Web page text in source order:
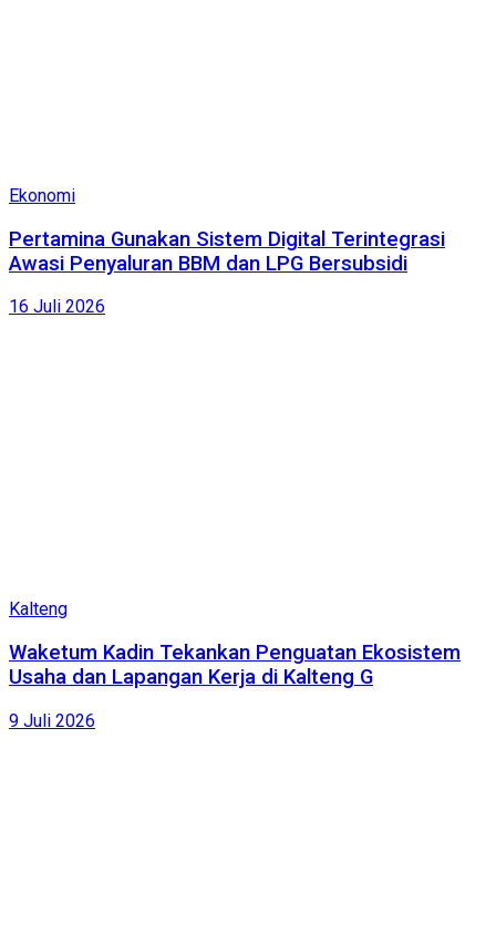
Ekonomi
Pertamina Gunakan Sistem Digital Terintegrasi
Awasi Penyaluran BBM dan LPG Bersubsidi
16 Juli 2026
Kalteng
Waketum Kadin Tekankan Penguatan Ekosistem
Usaha dan Lapangan Kerja di Kalteng G
9 Juli 2026